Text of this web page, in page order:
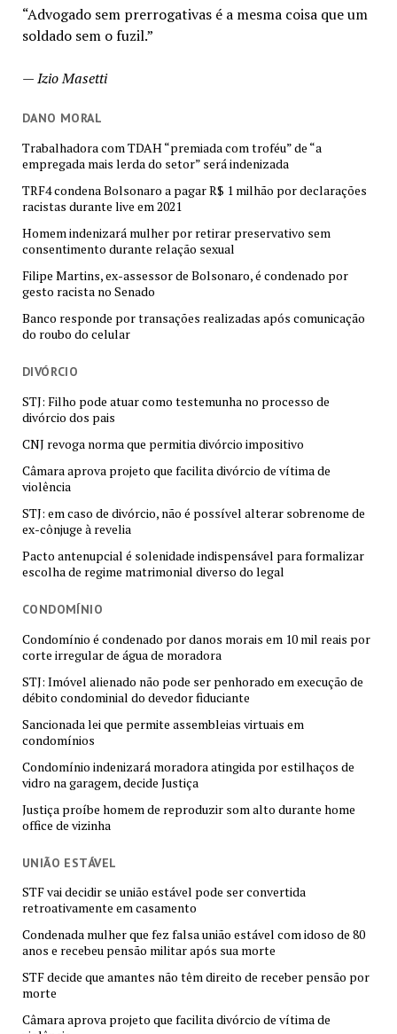
“Advogado sem prerrogativas é a mesma coisa que um
soldado sem o fuzil.”
—Izio Masetti
DANO MORAL
Trabalhadora com TDAH “premiada com troféu” de “a
empregada mais lerda do setor” será indenizada
TRF4 condena Bolsonaro a pagar R$ 1 milhão por declarações
racistas durante live em 2021
Homem indenizará mulher por retirar preservativo sem
consentimento durante relação sexual
Filipe Martins, ex-assessor de Bolsonaro, é condenado por
gesto racista no Senado
Banco responde por transações realizadas após comunicação
do roubo do celular
DIVÓRCIO
STJ: Filho pode atuar como testemunha no processo de
divórcio dos pais
CNJ revoga norma que permitia divórcio impositivo
Câmara aprova projeto que facilita divórcio de vítima de
violência
STJ: em caso de divórcio, não é possível alterar sobrenome de
ex-cônjuge à revelia
Pacto antenupcial é solenidade indispensável para formalizar
escolha de regime matrimonial diverso do legal
CONDOMÍNIO
Condomínio é condenado por danos morais em 10 mil reais por
corte irregular de água de moradora
STJ: Imóvel alienado não pode ser penhorado em execução de
débito condominial do devedor fiduciante
Sancionada lei que permite assembleias virtuais em
condomínios
Condomínio indenizará moradora atingida por estilhaços de
vidro na garagem, decide Justiça
Justiça proíbe homem de reproduzir som alto durante home
office de vizinha
UNIÃO ESTÁVEL
STF vai decidir se união estável pode ser convertida
retroativamente em casamento
Condenada mulher que fez falsa união estável com idoso de 80
anos e recebeu pensão militar após sua morte
STF decide que amantes não têm direito de receber pensão por
morte
Câmara aprova projeto que facilita divórcio de vítima de